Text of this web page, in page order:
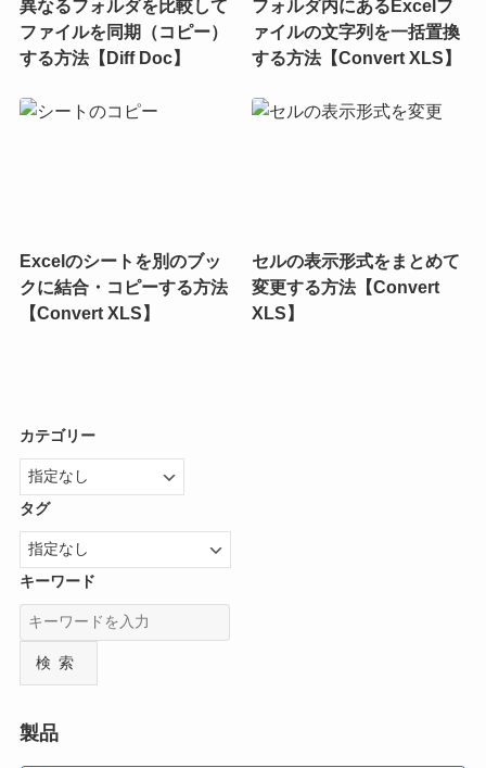
異なるフォルダを比較して
ファイルを同期（コピー）
する方法【Diff Doc】
フォルダ内にあるExcelフ
ァイルの文字列を一括置換
する方法【Convert XLS】
Excelのシートを別のブッ
クに結合・コピーする方法
【Convert XLS】
セルの表示形式をまとめて
変更する方法【Convert
XLS】
カテゴリー
タグ
キーワード
検索
製品